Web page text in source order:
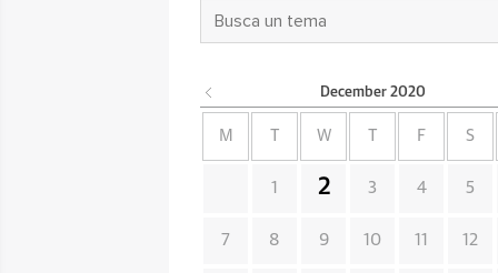
December 2020
M W F S
1 2 3 4 5
7 8 9 10 11 12